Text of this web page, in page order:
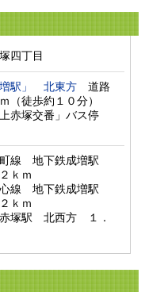
四丁目
駅」 北東方 道路
（徒歩約１０分）
赤塚交番」バス停
線　地下鉄成増駅
ｋｍ
線　地下鉄成増駅
ｋｍ
塚駅　北西方　１．